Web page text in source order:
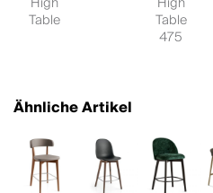
Table Table
475
Ähnliche Artikel